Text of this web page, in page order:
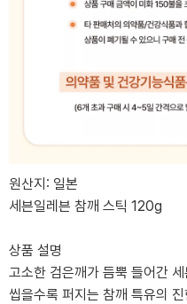
원산지: 일본
세븐일레븐 참깨 스틱 120g
상품 설명
고소한 검은깨가 듬뿍 들어간
씹을수록 퍼지는 참깨 특유의